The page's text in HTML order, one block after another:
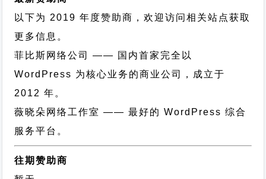
以下为 2019 年度赞助商，欢迎访问相关站点获取
更多信息。
菲比斯网络公司
—— 国内首家完全以
WordPress 为核心业务的商业公司，成立于
2012 年。
薇晓朵网络工作室 —— 最好的 WordPress 综合
服务平台。
往期赞助商